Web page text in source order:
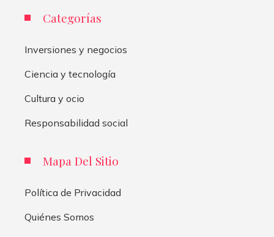
Categorías
Inversiones y negocios
Ciencia y tecnología
Cultura y ocio
Responsabilidad social
Mapa Del Sitio
Política de Privacidad
Quiénes Somos